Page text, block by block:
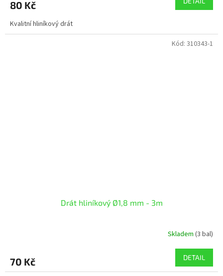
80 Kč
Kvalitní hliníkový drát
Drát hliníkový Ø1,8 mm - 3m
Skladem (3 bal)
70 Kč DETAIL
Kód: 310343-1